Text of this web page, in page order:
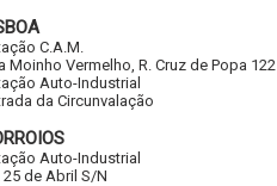
C.A.M.
Moinho Vermelho, R. Cruz de Popa 122
Auto-Industrial
da Circunvalação
Auto-Industrial
25 de Abril S/N